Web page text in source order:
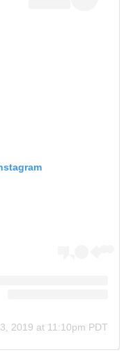
2019 at 11:10pm PDT